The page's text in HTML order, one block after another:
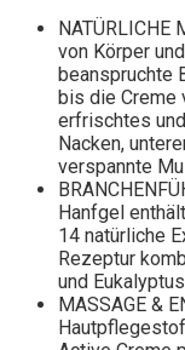
NATÜRLICHE
von Körper
beanspruchte
bis die
erfrischtes
Nacken,
verspannte
Hanfgel
14 natürliche
Rezeptur
und
MASSAGE &